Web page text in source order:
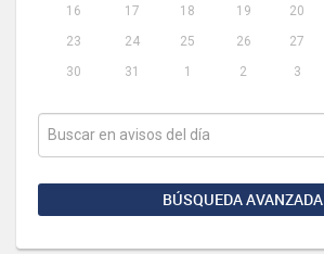
16
17 18 19 20
23
24 25 26 27
30
31 1 2 3
BÚSQUEDA AVANZADA